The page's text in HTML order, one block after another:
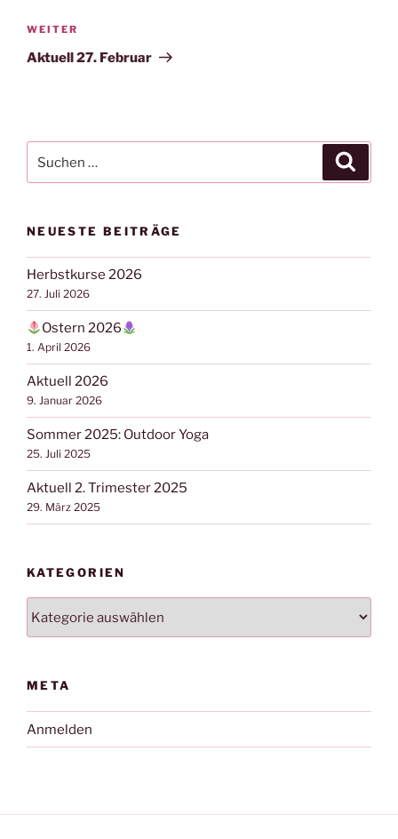
Nächster
Beitrag
WEITER
Aktuell 27. Februar
nach:
NEUESTE BEITRÄGE
Herbstkurse 2026
27. Juli 2026
Ostern 2026
1. April 2026
Aktuell 2026
9. Januar 2026
Sommer 2025: Outdoor Yoga
25. Juli 2025
Aktuell 2. Trimester 2025
29. März 2025
KATEGORIEN
META
Anmelden